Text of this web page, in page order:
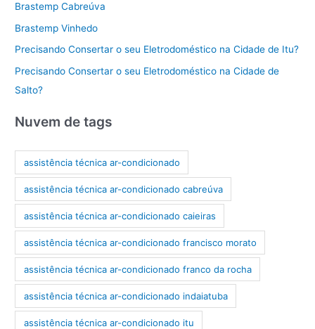
Brastemp Cabreúva
Brastemp Vinhedo
Precisando Consertar o seu Eletrodoméstico na Cidade de Itu?
Precisando Consertar o seu Eletrodoméstico na Cidade de
Salto?
Nuvem de tags
assistência técnica ar-condicionado
assistência técnica ar-condicionado cabreúva
assistência técnica ar-condicionado caieiras
assistência técnica ar-condicionado francisco morato
assistência técnica ar-condicionado franco da rocha
assistência técnica ar-condicionado indaiatuba
assistência técnica ar-condicionado itu